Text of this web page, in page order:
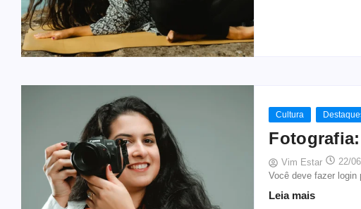
Cultura
Vim Estar 22/
Você deve fazer login
Leia mais